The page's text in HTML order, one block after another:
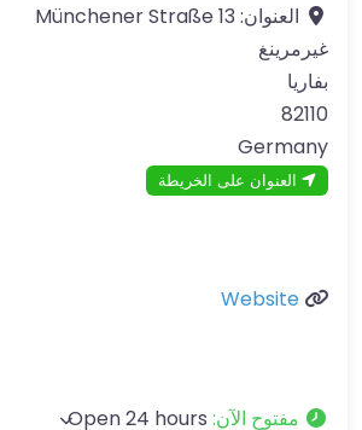
العنوان: 13 Münchener Straße
غيرمرينغ
بفاريا
82110
Germany
العنوان على الخريطة
Website
مفتوح الآن:
Open 24 hours